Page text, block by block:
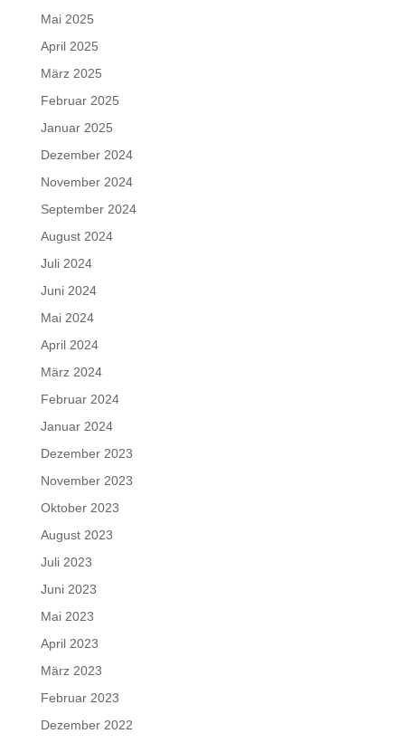
Mai 2025
April 2025
März 2025
Februar 2025
Januar 2025
Dezember 2024
November 2024
September 2024
August 2024
Juli 2024
Juni 2024
Mai 2024
April 2024
März 2024
Februar 2024
Januar 2024
Dezember 2023
November 2023
Oktober 2023
August 2023
Juli 2023
Juni 2023
Mai 2023
April 2023
März 2023
Februar 2023
Dezember 2022